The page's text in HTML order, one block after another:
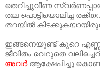
തെറിച്ചുവീണ
തല പൊട്ടിയൊലിച്ച
തറയില്‍
ഇങ്ങനെയുണ്ട് കുറെ
ജീവിതം വെറുതെ
അവര്‍ആക്ഷേപിച്ചു